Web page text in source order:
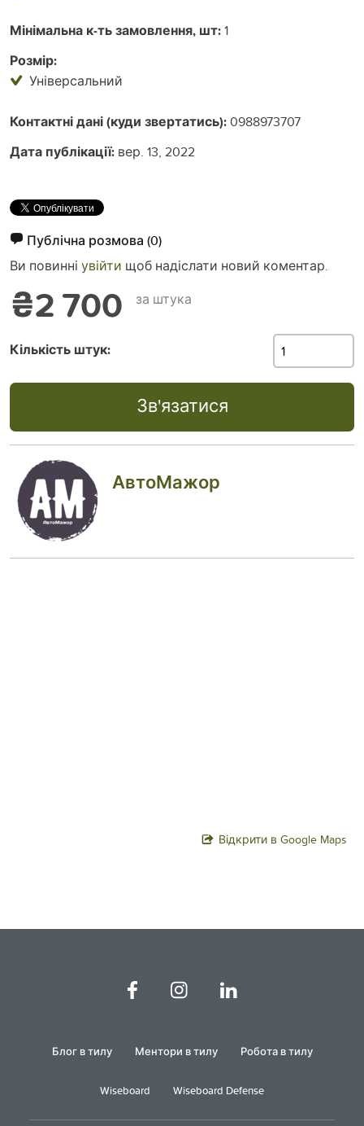
Мінімальна к-ть замовлення, шт:1
Розмір:
Універсальний
Контактні дані (куди звертатись):0988973707
Дата публікації: вер. 13, 2022
Публічна розмова (0)
Ви повинні увійти щоб надіслати новий коментар.
₴2 700 за штука
Кількість штук:
Зв'язатися
АвтоМажор
Відкрити в Google Maps
Блог в тилу Ментори в тилу Робота в тилу
Wiseboard Wiseboard Defense